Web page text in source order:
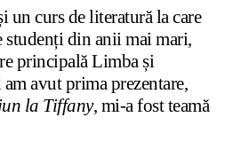
un curs de literatură la care
din anii mai mari,
principală Limba și
avut prima prezentare,
la Tiffany, mi-a fost teamă